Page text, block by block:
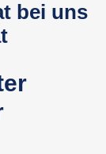
bei uns